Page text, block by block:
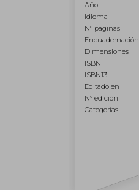
Año
Idioma
N° páginas
Encuadernación
Dimensiones
ISBN
ISBN13
Editado en
N° edición
Categorías